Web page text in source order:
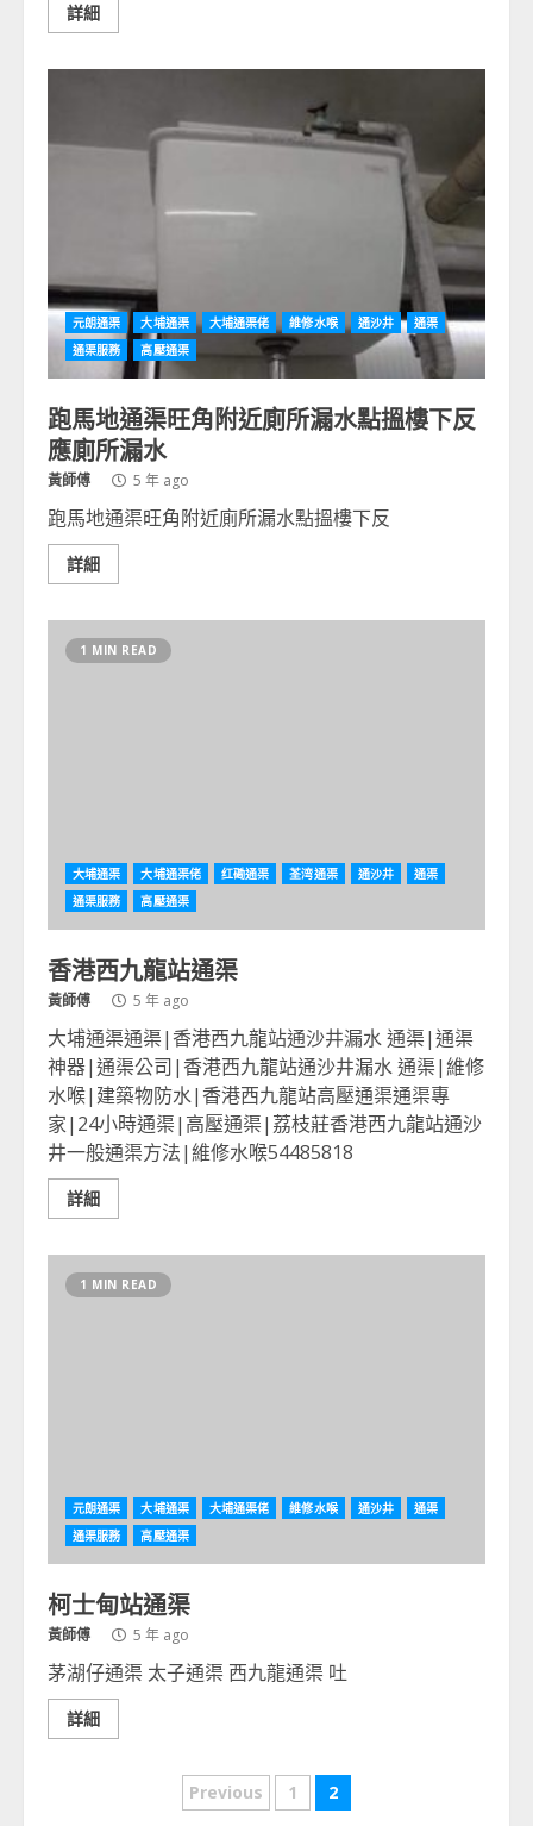
詳細
元朗通渠 大埔通渠 大埔通渠佬 維修水喉 通沙井
通渠
通渠服務
高壓通渠
跑馬地通渠旺角附近廁所漏水點搵樓下反
應廁所漏水
黃師傅 5 年 ago
跑馬地通渠旺角附近廁所漏水點搵樓下反
詳細
1 MIN READ
大埔通渠 大埔通渠佬 红磡通渠 荃湾通渠 通沙井
通渠
通渠服務
高壓通渠
香港西九龍站通渠
黃師傅 5 年 ago
大埔通渠通渠|香港西九龍站通沙井漏水 通渠|通渠
神器|通渠公司|香港西九龍站通沙井漏水 通渠|維修
水喉|建築物防水|香港西九龍站高壓通渠通渠專
家|24小時通渠|高壓通渠|荔枝莊香港西九龍站通沙
井一般通渠方法|維修水喉54485818
詳細
1 MIN READ
元朗通渠 大埔通渠 大埔通渠佬 維修水喉 通沙井
通渠
通渠服務
高壓通渠
柯士甸站通渠
黃師傅 5 年 ago
茅湖仔通渠 太子通渠 西九龍通渠 吐
詳細
文
Previous 1 2